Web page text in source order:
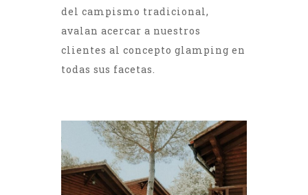
del campismo tradicional,
avalan acercar a nuestros
clientes al concepto glamping en
todas sus facetas.